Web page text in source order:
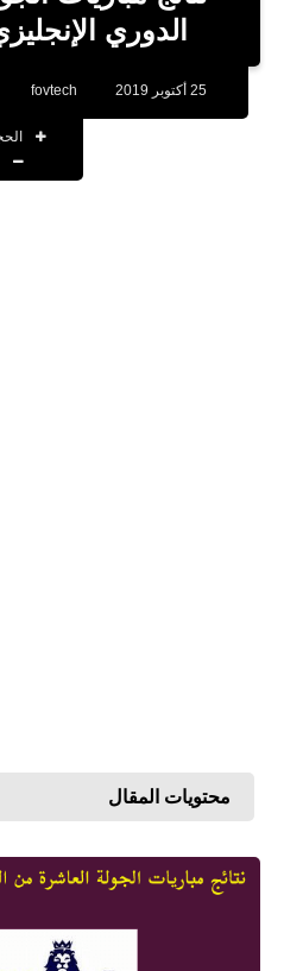
الدوري الإنجليزي 2019/
25 أكتوبر 2019 fovtech
محتويات المقال